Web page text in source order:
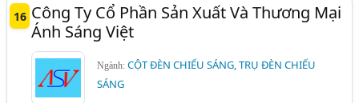
16 Công Ty Cổ Phần Sản Xuất Và Thương Mại
Ánh Sáng Việt
Ngành:CỘT ĐÈN CHIẾU SÁNG, TRỤ ĐÈN CHIẾU
SÁNG